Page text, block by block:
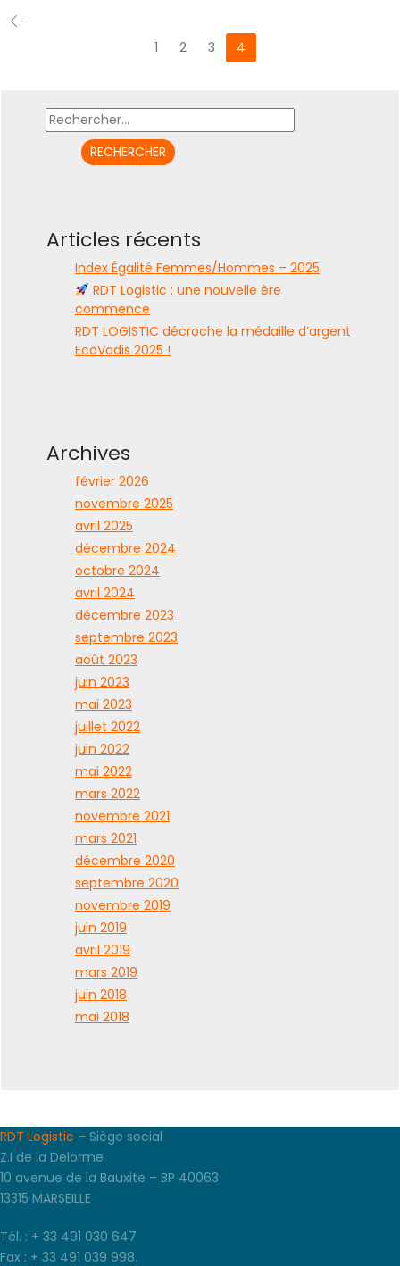
1 2 3 4
Rechercher :
Articles récents
Index Égalité Femmes/Hommes – 2025
RDT Logistic : une nouvelle ère
commence
RDT LOGISTIC décroche la médaille d’argent
EcoVadis 2025 !
Archives
février 2026
novembre 2025
avril 2025
décembre 2024
octobre 2024
avril 2024
décembre 2023
septembre 2023
août 2023
juin 2023
mai 2023
juillet 2022
juin 2022
mai 2022
mars 2022
novembre 2021
mars 2021
décembre 2020
septembre 2020
novembre 2019
juin 2019
avril 2019
mars 2019
juin 2018
mai 2018
RDT Logistic – Siège social
Z.I de la Delorme
10 avenue de la Bauxite – BP 40063
13315 MARSEILLE
Tél. : + 33 491 030 647
Fax : + 33 491 039 998.